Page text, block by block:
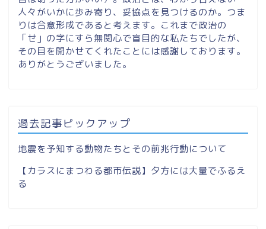
人々がいかに歩み寄り、妥協点を見つけるのか。つま
りは合意形成であると考えます。これまで政治の
「せ」の字にすら無関心で盲目的な私たちでしたが、
その目を開かせてくれたことには感謝しております。
ありがとうございました。
過去記事ピックアップ
地震を予知する動物たちとその前兆行動について
【カラスにまつわる都市伝説】夕方には大量でふるえ
る